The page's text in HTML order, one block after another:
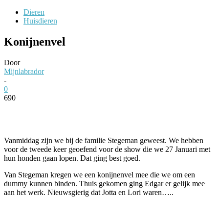
Dieren
Huisdieren
Konijnenvel
Door
Mijnlabrador
-
0
690
Vanmiddag zijn we bij de familie Stegeman geweest. We hebben
voor de tweede keer geoefend voor de show die we 27 Januari met
hun honden gaan lopen. Dat ging best goed.
Van Stegeman kregen we een konijnenvel mee die we om een
dummy kunnen binden. Thuis gekomen ging Edgar er gelijk mee
aan het werk. Nieuwsgierig dat Jotta en Lori waren…..